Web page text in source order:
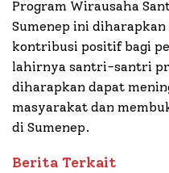
Program Wirausaha
Sumenep ini
kontribusi positif bagi
lahirnya santri-santri
diharapkan dapat
masyarakat dan
di Sumenep.
Berita Terkait